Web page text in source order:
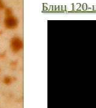
Блиц 120-